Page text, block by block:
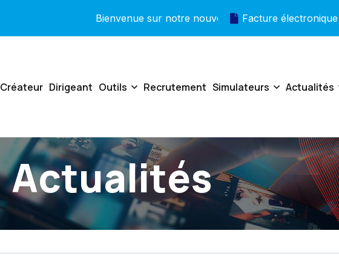
Bienvenue sur notre nouveau site ! Facture électronique
Créateur Dirigeant Outils Recrutement Simulateurs Actualités
Actualités